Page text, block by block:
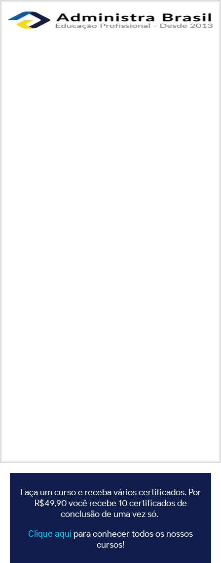
Faça um curso e receba vários certificados. Por
R$49,90 você recebe 10 certificados de
conclusão de uma vez só.
Clique aqui para conhecer todos os nossos
cursos!